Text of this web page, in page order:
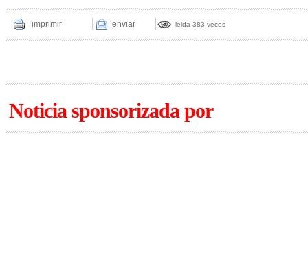
imprimir enviar leida 383 veces
Noticia sponsorizada por